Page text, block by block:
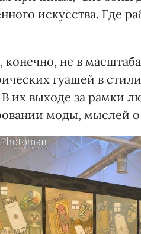
искусства. Где
конечно, не в
гуашей в
В их выходе за рамки
моды, мыслей о